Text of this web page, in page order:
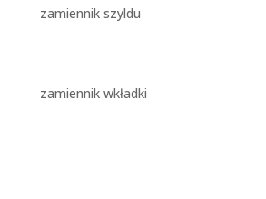
zamiennik szyldu
zamiennik wkładki